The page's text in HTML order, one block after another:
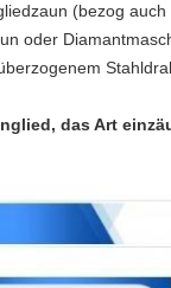
(bezog
oder
das Art